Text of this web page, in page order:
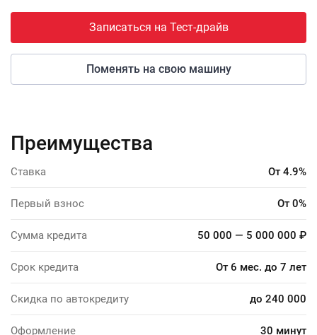
Записаться на Тест-драйв
Поменять на свою машину
Преимущества
Ставка От 4.9%
Первый взнос От 0%
Сумма кредита 50 000 — 5 000 000 ₽
Срок кредита От 6 мес. до 7 лет
Скидка по автокредиту до 240 000
Оформление 30 минут